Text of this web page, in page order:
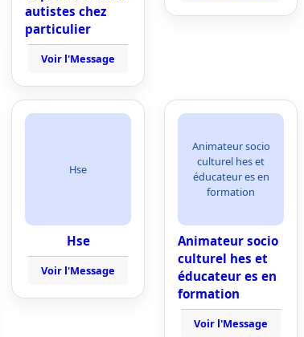
autistes chez
particulier
Voir l'Message
Hse
Hse
Voir l'Message
Animateur socio
culturel hes et
éducateur es en
formation
Animateur socio
culturel hes et
éducateur es en
formation
Voir l'Message